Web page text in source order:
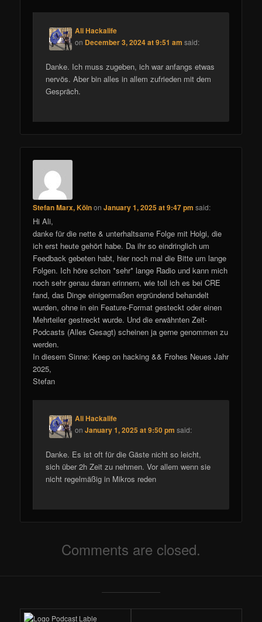
Ali Hackalife
on December 3, 2024 at 9:51 am said:
Danke. Ich muss zugeben, ich war anfangs etwas
nervös. Aber bin alles in allem zufrieden mit dem
Gespräch.
Stefan Marx, KölnonJanuary 1, 2025 at 9:47 pm said:
Hi Ali,
danke für die nette & unterhaltsame Folge mit Holgi, die
ich erst heute gehört habe. Da ihr so eindringlich um
Feedback gebeten habt, hier noch mal die Bitte um lange
Folgen. Ich höre schon *sehr* lange Radio und kann mich
noch sehr genau daran erinnern, wie toll ich es bei CRE
fand, das Dinge einigermaßen ergründend behandelt
wurden, ohne in ein Feature-Format gesteckt oder einen
Mehrteiler gestreckt wurde. Und die erwähnten Zeit-
Podcasts (Alles Gesagt) scheinen ja gerne genommen zu
werden.
In diesem Sinne: Keep on hacking && Frohes Neues Jahr
2025,
Stefan
Ali Hackalife
onJanuary 1, 2025 at 9:50 pm said:
Danke. Es ist oft für die Gäste nicht so leicht,
sich über 2h Zeit zu nehmen. Vor allem wenn sie
nicht regelmäßig in Mikros reden
Comments are closed.